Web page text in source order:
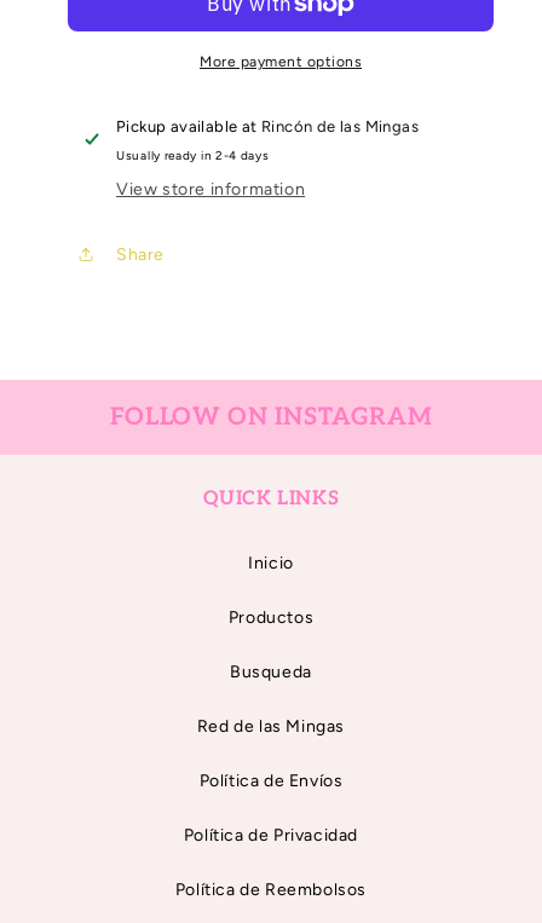
Alua
Diseño
Alua
Cid
More payment options
Pickup available at Rincón de las Mingas
Usually ready in 2-4 days
View store information
Share
FOLLOW ON INSTAGRAM
QUICK LINKS
Inicio
Productos
Busqueda
Red de las Mingas
Política de Envíos
Política de Privacidad
Política de Reembolsos